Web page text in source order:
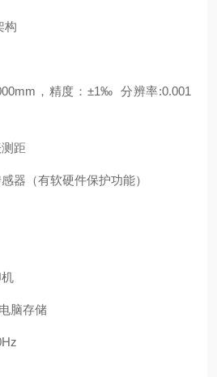
构
，精度：±1‰ 分辨率:0.001
距
器（有软硬件保护功能）
脑存储